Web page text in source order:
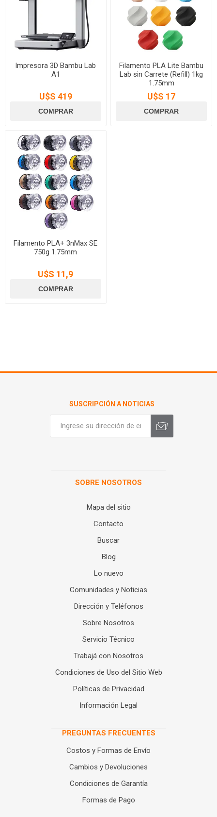
Impresora 3D Bambu Lab
A1
U$S 419
Filamento PLA Lite Bambu
Lab sin Carrete (Refill) 1kg
1.75mm
U$S 17
Filamento PLA+ 3nMax SE
750g 1.75mm
U$S 11,9
SUSCRIPCIÓN A NOTICIAS
SOBRE NOSOTROS
Mapa del sitio
Contacto
Buscar
Blog
Lo nuevo
Comunidades y Noticias
Dirección y Teléfonos
Sobre Nosotros
Servicio Técnico
Trabajá con Nosotros
Condiciones de Uso del Sitio Web
Políticas de Privacidad
Información Legal
PREGUNTAS FRECUENTES
Costos y Formas de Envío
Cambios y Devoluciones
Condiciones de Garantía
Formas de Pago